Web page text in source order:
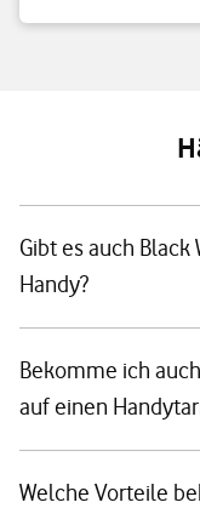
Gibt es auch Black
Handy?
Bekomme ich
auf einen
Welche Vorteile